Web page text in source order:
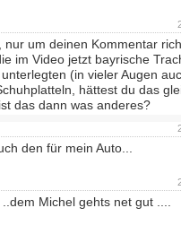
nur um deinen Kommentar
im Video jetzt bayrische
(in vieler Augen
hättest du das
das dann was anderes?
den für mein Auto...
Michel gehts net gut ....